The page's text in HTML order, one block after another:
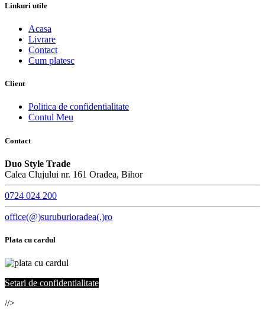
Linkuri utile
Acasa
Livrare
Contact
Cum platesc
Client
Politica de confidentialitate
Contul Meu
Contact
Duo Style Trade
Calea Clujului nr. 161 Oradea, Bihor
0724 024 200
office(@)suruburioradea(.)ro
Plata cu cardul
Setari de confidentialitate
//>